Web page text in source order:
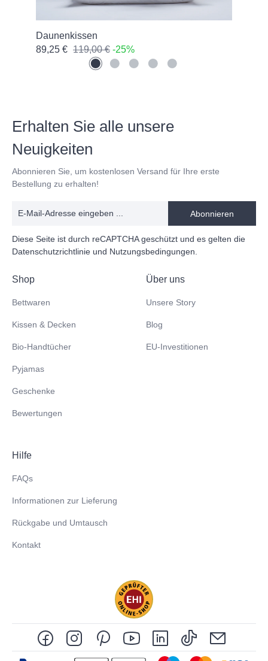
Daunenkissen
89,25 € 119,00 € -25%
Shop
Bettwaren
Kissen & Decken
Bio-Handtücher
Pyjamas
Geschenke
Bewertungen
Über uns
Unsere Story
Blog
EU-Investitionen
Hilfe
FAQs
Informationen zur Lieferung
Rückgabe und Umtausch
Kontakt
Erhalten Sie alle unsere
Neuigkeiten
Abonnieren Sie, um kostenlosen Versand für Ihre erste
Bestellung zu erhalten!
Abonnieren
Diese Seite ist durch reCAPTCHA geschützt und es gelten die
Datenschutzrichtlinie und Nutzungsbedingungen.